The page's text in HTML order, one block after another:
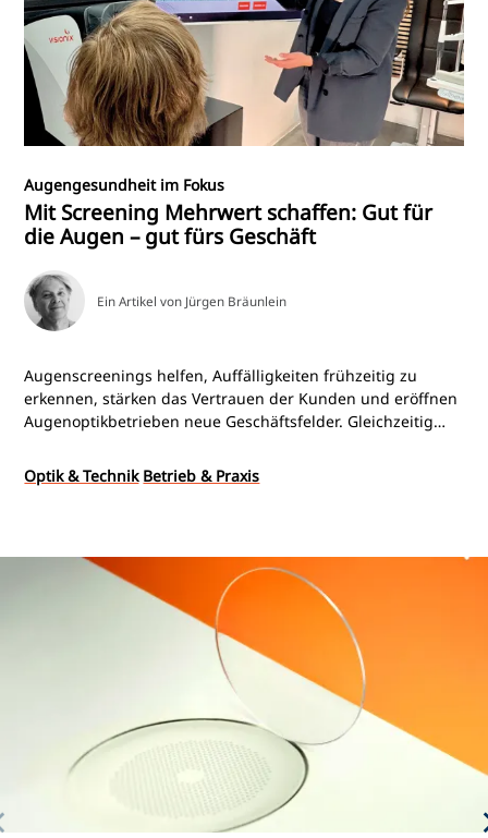
Augengesundheit im Fokus
Mit Screening Mehrwert schaffen: Gut für
die Augen – gut fürs Geschäft
Ein Artikel von Jürgen Bräunlein
Augenscreenings helfen, Auffälligkeiten frühzeitig zu
erkennen, stärken das Vertrauen der Kunden und eröffnen
Augenoptikbetrieben neue Geschäftsfelder. Gleichzeitig
Praxis gelingt, zeigen zwei Betriebe, die moderne
Diagnostik und KI bereits erfolgreich in ihren Arbeitsalltag
Optik & Technik Betrieb & Praxis